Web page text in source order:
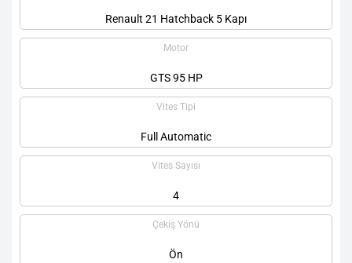
Renault 21 Hatchback 5 Kapı
Motor
GTS 95 HP
Vites Tipi
Full Automatic
Vites Sayısı
4
Çekiş Yönü
Ön